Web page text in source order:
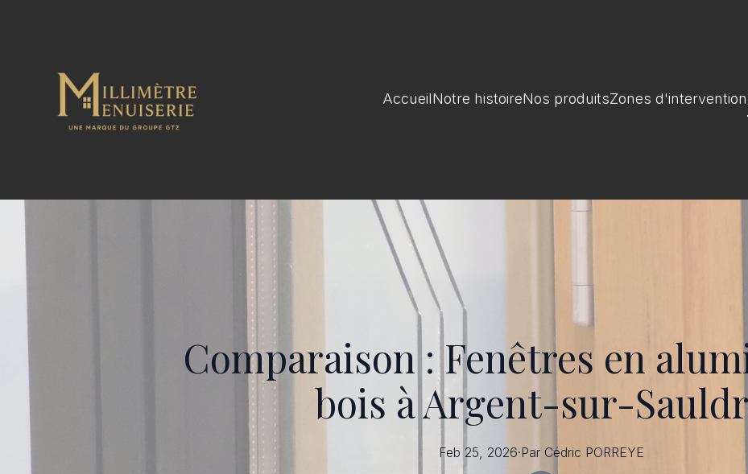
AccueilNotre histoireNos produitsZones d'intervention
Comparaison : Fenêtres en
bois à Argent-sur-
Feb 25, 2026·Par Cédric PORREYE